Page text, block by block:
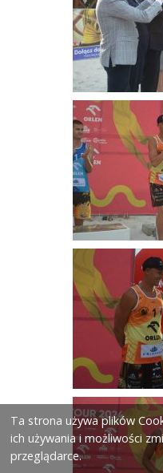
Ta strona używa plików
ich używania i możliwości
przeglądarce.